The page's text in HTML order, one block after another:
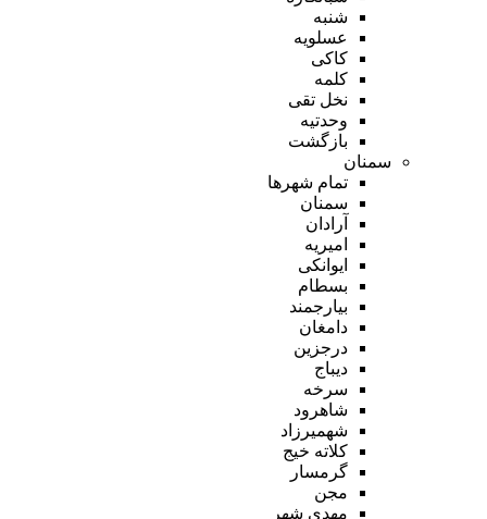
شنبه
عسلویه
کاکی
کلمه
نخل تقی
وحدتیه
بازگشت
سمنان
تمام شهر‌ها
سمنان
آرادان
امیریه
ایوانکی
بسطام
بیارجمند
دامغان
درجزین
دیباج
سرخه
شاهرود
شهمیرزاد
کلاته خیج
گرمسار
مجن
مهدی شهر